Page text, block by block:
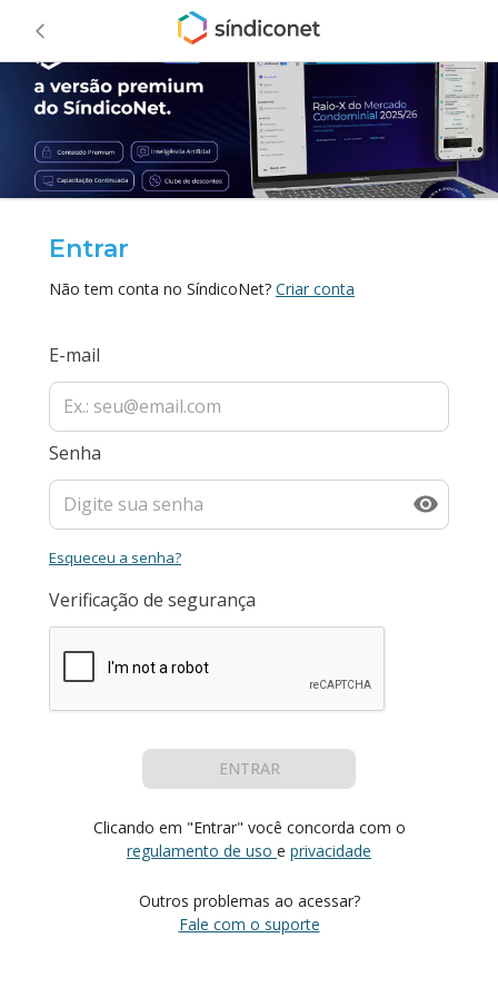
Entrar
Não tem conta no SíndicoNet? Criar conta
E-mail
Senha
Esqueceu a senha?
Verificação de segurança
ENTRAR
Clicando em "Entrar" você concorda com o
regulamento de uso e privacidade
Outros problemas ao acessar?
Fale com o suporte